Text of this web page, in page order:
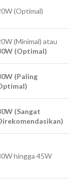
(Optimal)
(Minimal) atau
(Optimal)
(Paling
(Sangat
hingga 45W